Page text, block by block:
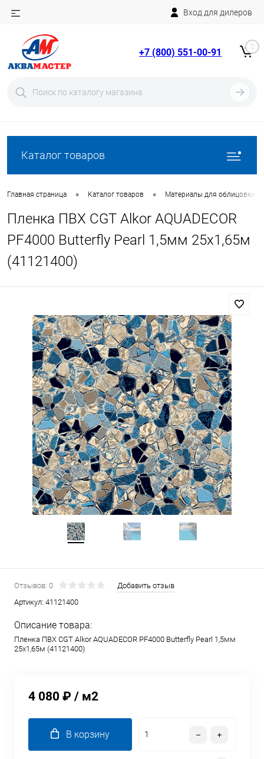
Вход для дилеров
+7 (800) 551-00-91 0
Каталог товаров
Главная страница • Каталог товаров • Материалы для облицовки
Пленка ПВХ CGT Alkor AQUADECOR
PF4000 Butterfly Pearl 1,5мм 25х1,65м
(41121400)
Отзывов: 0
Добавить отзыв
Артикул: 41121400
Описание товара:
Пленка ПВХ CGT Alkor AQUADECOR PF4000 Butterfly Pearl 1,5мм
25х1,65м (41121400)
4 080 ₽ / м2
В корзину